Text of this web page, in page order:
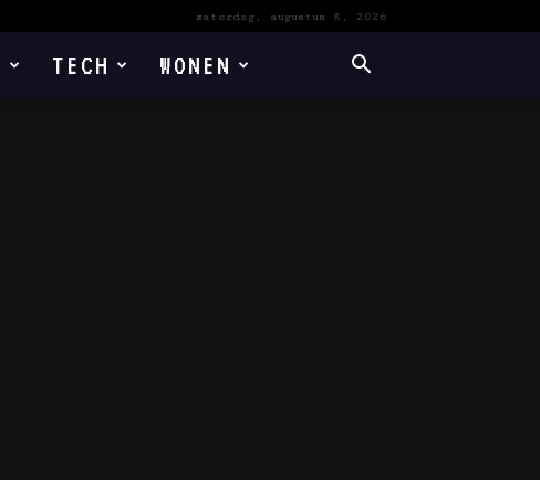
zaterdag, augustus 8, 2026
TECH WONEN